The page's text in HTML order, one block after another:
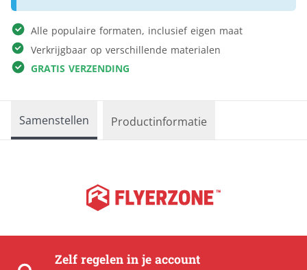
Alle populaire formaten, inclusief eigen maat
Verkrijgbaar op verschillende materialen
GRATIS VERZENDING
Samenstellen Productinformatie
Zelf regelen in je account